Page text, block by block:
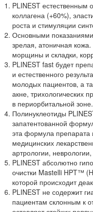
PLINEST естественным
коллагена (+60%),
роста и стимуляции
Основными
зрелая, атоничная
морщины и складки,
PLINEST fast будет
и естественного
молодых пациентов, а
акне, трихологических
в периорбитальной зоне.
Полинуклеотиды
запатентованной
эта формула препарата
медицинских
артрологии,
PLINEST абсолютно
очистки Mastelli HPT™
которой происходит
PLINEST не содержит
пациентам склонным к